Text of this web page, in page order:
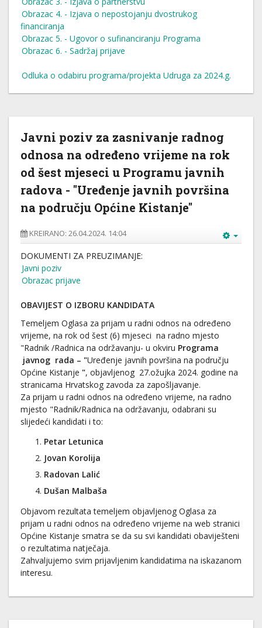
Obrazac 4. - Izjava o nepostojanju dvostrukog
financiranja
Obrazac 5. - Ugovor o sufinanciranju Programa
Obrazac 6. - Sadržaj prijave
Odluka o odabiru programa/projekta Udruga za 2024.g.
Javni poziv za zasnivanje radnog
odnosa na određeno vrijeme na rok
od šest mjeseci u Programu javnih
radova - "Uređenje javnih površina
na području Općine Kistanje"
KREIRANO: 26.04.2024. 14:04
DOKUMENTI ZA PREUZIMANJE:
Javni poziv
Obrazac prijave
OBAVIJEST O IZBORU KANDIDATA
Temeljem Oglasa za prijam u radni odnos na određeno
vrijeme, na rok od šest (6) mjeseci na radno mjesto
"Radnik /Radnica na održavanju- u okviru Programa
javnog rada – "Uređenje javnih površina na području
Općine Kistanje ", objavljenog 27.ožujka 2024. godine na
stranicama Hrvatskog zavoda za zapošljavanje.
Za prijam u radni odnos na određeno vrijeme, na radno
mjesto "Radnik/Radnica na održavanju, odabrani su
slijedeći kandidati i to:
Petar Letunica
Jovan Korolija
Radovan Lalić
Dušan Malbaša
Objavom rezultata temeljem objavljenog Oglasa za
prijam u radni odnos na određeno vrijeme na web stranici
Općine Kistanje smatra se da su svi kandidati obaviješteni
o rezultatima natječaja.
Zahvaljujemo svim prijavljenim kandidatima na iskazanom
interesu.